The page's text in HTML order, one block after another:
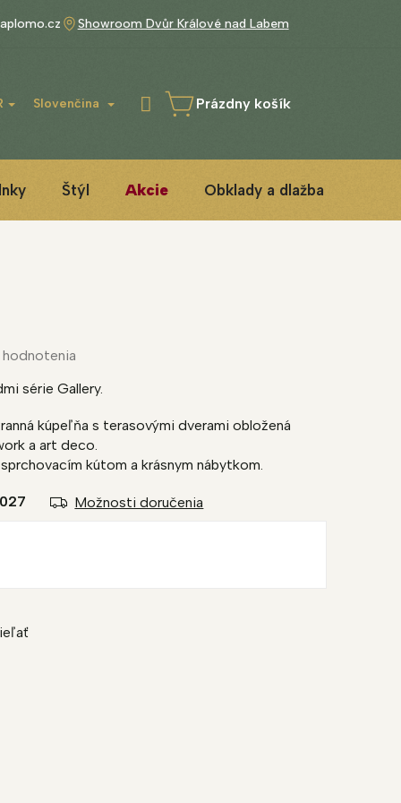
Showroom Dvůr Králové nad Labem
Slovenčina
NÁKUPNÝ
Prázdny košík
Štýl Akcie Obklady a dlažba
Možnosti doručenia
série Gallery.
kúpeľňa s terasovými dverami obložená
a art deco.
kútom a krásnym nábytkom.